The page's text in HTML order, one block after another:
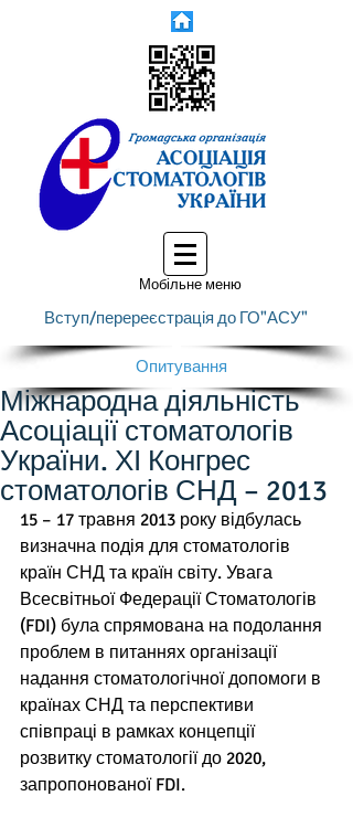
Мобільне меню
Вступ/перереєстрація до ГО"АСУ"
Опитування
Міжнародна діяльність
Асоціації стоматологів
України. ХІ Конгрес
стоматологів СНД – 2013
15 – 17 травня 2013 року відбулась
визначна подія для стоматологів
країн СНД та країн світу. Увага
Всесвітньої Федерації Стоматологів
(FDI) була спрямована на подолання
проблем в питаннях організації
надання стоматологічної допомоги в
країнах СНД та перспективи
співпраці в рамках концепції
розвитку стоматології до 2020,
запропонованої FDI.